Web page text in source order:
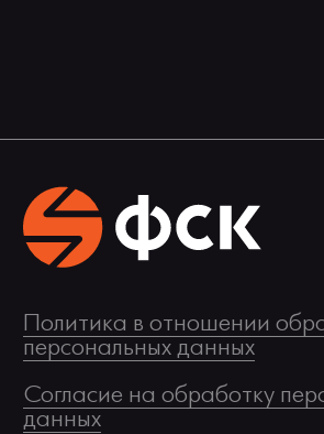
Политика в отношении
персональных данных
Согласие на обработку
данных